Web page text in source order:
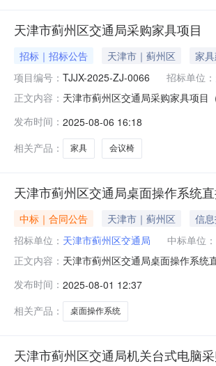
天津市蓟州区交通局采购家具项目
招标｜招标公告 天津市｜蓟州区 家
项目编号： TJJX-2025-ZJ-0066 招标单位：
正文内容： 天津市蓟州区交通局采购家具项目
内容序号商品名称计量单位数量采
饰面
发布时间： 2025-08-06 16:18
相关产品：
家具 会议椅
天津市蓟州区交通局桌面操作系统
中标｜合同公告 天津市｜蓟州区 信
招标单位： 天津市蓟州区交通局 中标单位：
正文内容： 天津市蓟州区交通局桌面操作系统
发布时间： 2025-08-01 12:37
相关产品：
桌面操作系统
天津市蓟州区交通局机关台式电脑